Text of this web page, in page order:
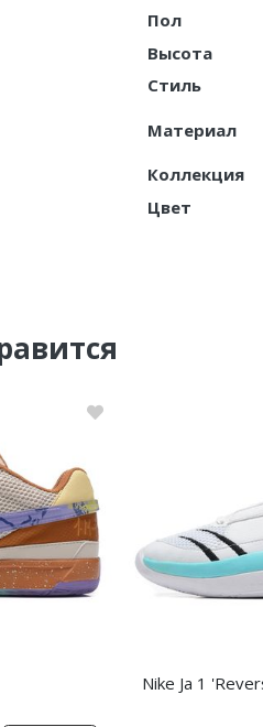
Пол
Высота
Стиль
Материал
Коллекция
Цвет
Nike Ja 1